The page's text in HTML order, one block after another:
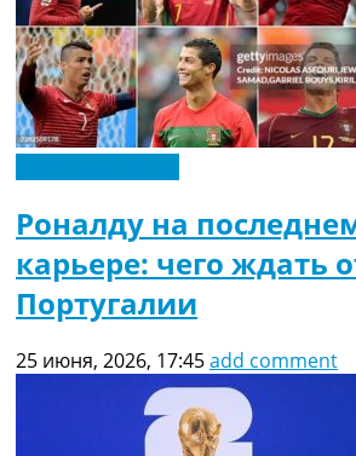
Роналду на
карьере: чего ждать
Португалии
25 июня, 2026, 17:45add comment